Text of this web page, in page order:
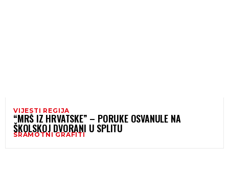
VIJESTI REGIJA
“MRŠ IZ HRVATSKE” – PORUKE OSVANULE NA
ŠKOLSKOJ DVORANI U SPLITU
SRAMOTNI GRAFITI